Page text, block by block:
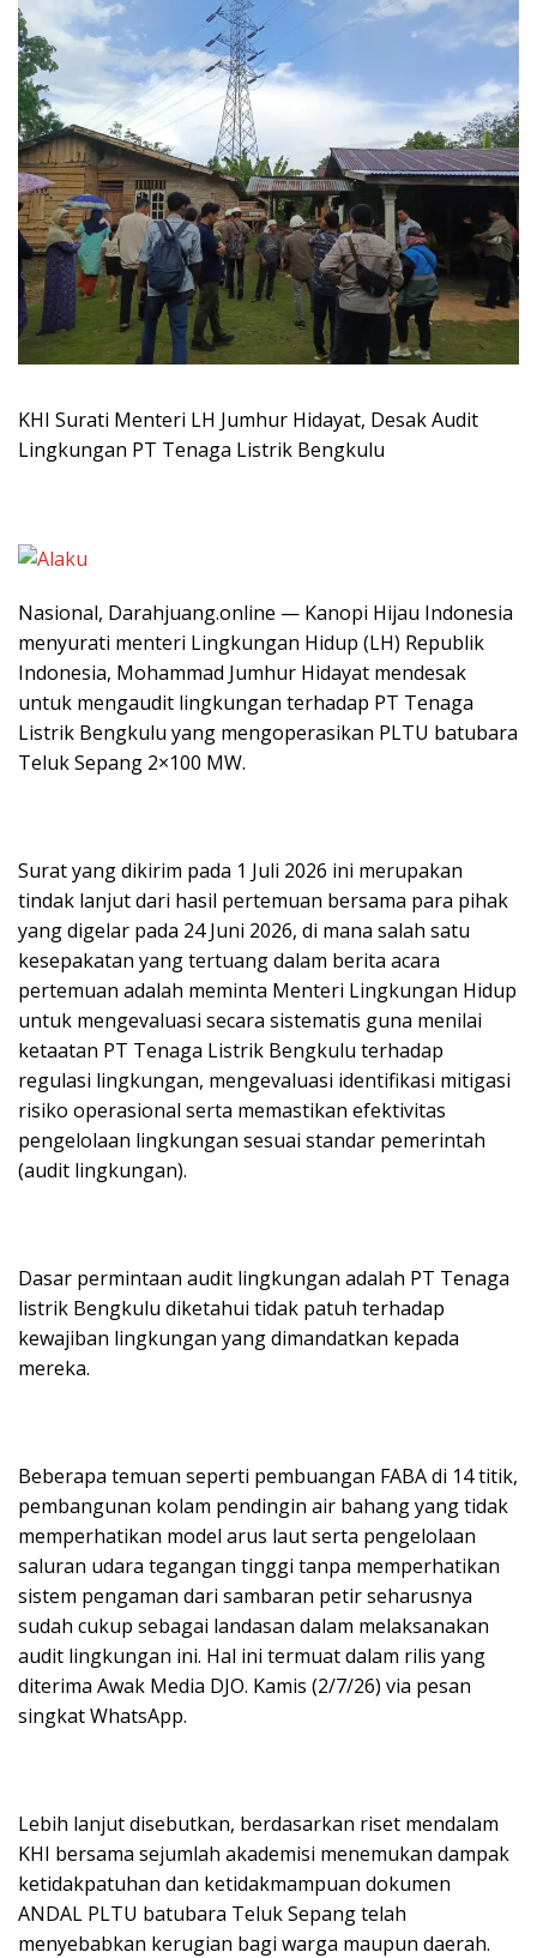
KHI Surati Menteri LH Jumhur Hidayat, Desak Audit
Lingkungan PT Tenaga Listrik Bengkulu
Nasional, Darahjuang.online — Kanopi Hijau Indonesia
menyurati menteri Lingkungan Hidup (LH) Republik
Indonesia, Mohammad Jumhur Hidayat mendesak
untuk mengaudit lingkungan terhadap PT Tenaga
Listrik Bengkulu yang mengoperasikan PLTU batubara
Teluk Sepang 2×100 MW.
Surat yang dikirim pada 1 Juli 2026 ini merupakan
tindak lanjut dari hasil pertemuan bersama para pihak
yang digelar pada 24 Juni 2026, di mana salah satu
kesepakatan yang tertuang dalam berita acara
pertemuan adalah meminta Menteri Lingkungan Hidup
untuk mengevaluasi secara sistematis guna menilai
ketaatan PT Tenaga Listrik Bengkulu terhadap
regulasi lingkungan, mengevaluasi identifikasi mitigasi
risiko operasional serta memastikan efektivitas
pengelolaan lingkungan sesuai standar pemerintah
(audit lingkungan).
Dasar permintaan audit lingkungan adalah PT Tenaga
listrik Bengkulu diketahui tidak patuh terhadap
kewajiban lingkungan yang dimandatkan kepada
mereka.
Beberapa temuan seperti pembuangan FABA di 14 titik,
pembangunan kolam pendingin air bahang yang tidak
memperhatikan model arus laut serta pengelolaan
saluran udara tegangan tinggi tanpa memperhatikan
sistem pengaman dari sambaran petir seharusnya
sudah cukup sebagai landasan dalam melaksanakan
audit lingkungan ini. Hal ini termuat dalam rilis yang
diterima Awak Media DJO. Kamis (2/7/26) via pesan
singkat WhatsApp.
Lebih lanjut disebutkan, berdasarkan riset mendalam
KHI bersama sejumlah akademisi menemukan dampak
ketidakpatuhan dan ketidakmampuan dokumen
ANDAL PLTU batubara Teluk Sepang telah
menyebabkan kerugian bagi warga maupun daerah.